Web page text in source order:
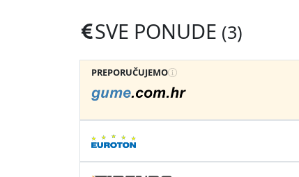
SVE PONUDE (3)
PREPORUČUJEMO